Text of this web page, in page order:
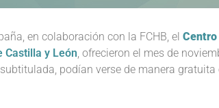
en colaboración con la FCHB, el Centro
Castilla y León, ofrecieron el mes de
podían verse de manera